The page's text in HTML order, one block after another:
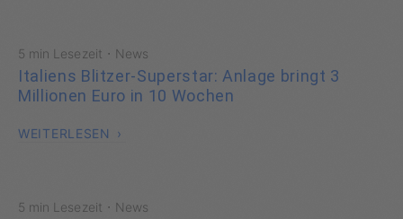
5 min Lesezeit · News
Italiens Blitzer-Superstar: Anlage bringt 3
Millionen Euro in 10 Wochen
WEITERLESEN
5 min Lesezeit · News